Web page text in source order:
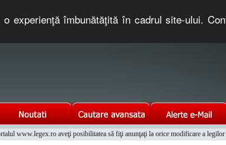
experienţă îmbunătăţită în cadrul site-ului.
www.legex.ro aveţi posibilitatea să fiţi anunţaţi la orice modificare a legilor